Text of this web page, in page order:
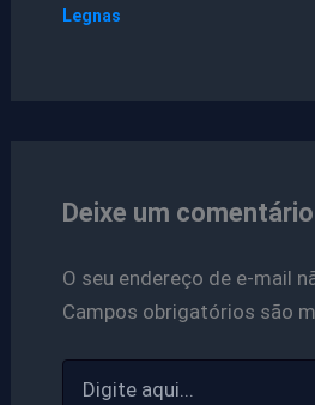
Legnas
Deixe um comentário
O seu endereço de e-mail
Campos obrigatórios são
aqui...